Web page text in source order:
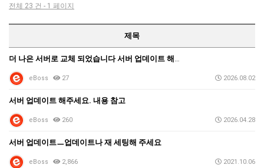
전체 23 건 - 1 페이지
제목
더 나은 서버로 교체 되었습니다 서버 업데이트 해주세요…
eBoss 27 2026.08.02
서버 업데이트 해주세요. 내용 참고
eBoss 260 2026.04.28
서버 업데이트ㅡ업데이트나 재 세팅해 주세요
eBoss 2,866 2021.10.06